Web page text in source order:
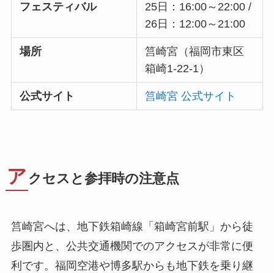
フェスティバル
25日：16:00～22:00 /
26日：12:00～21:00
場所
筥崎宮（福岡市東区
箱崎1-22-1）
公式サイト 筥崎宮 公式サイト
ア クセスと参拝時の注意点
筥崎宮へは、地下鉄箱崎線「箱崎宮前駅」から徒
歩圏内と、公共交通機関でのアクセスが非常に便
利です。福岡空港や博多駅からも地下鉄を乗り継